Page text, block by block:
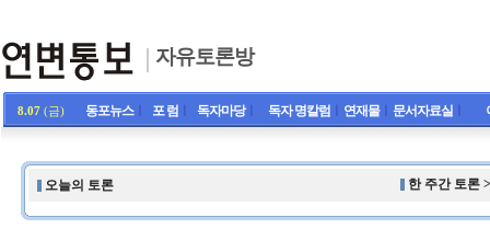
자유토론방
8.07 (금) 동포뉴스ㅣ 포 럼 독자마당ㅣ 독자 명칼럼 연재물ㅣ 문서자료실
오늘의 토론 한 주간 토론